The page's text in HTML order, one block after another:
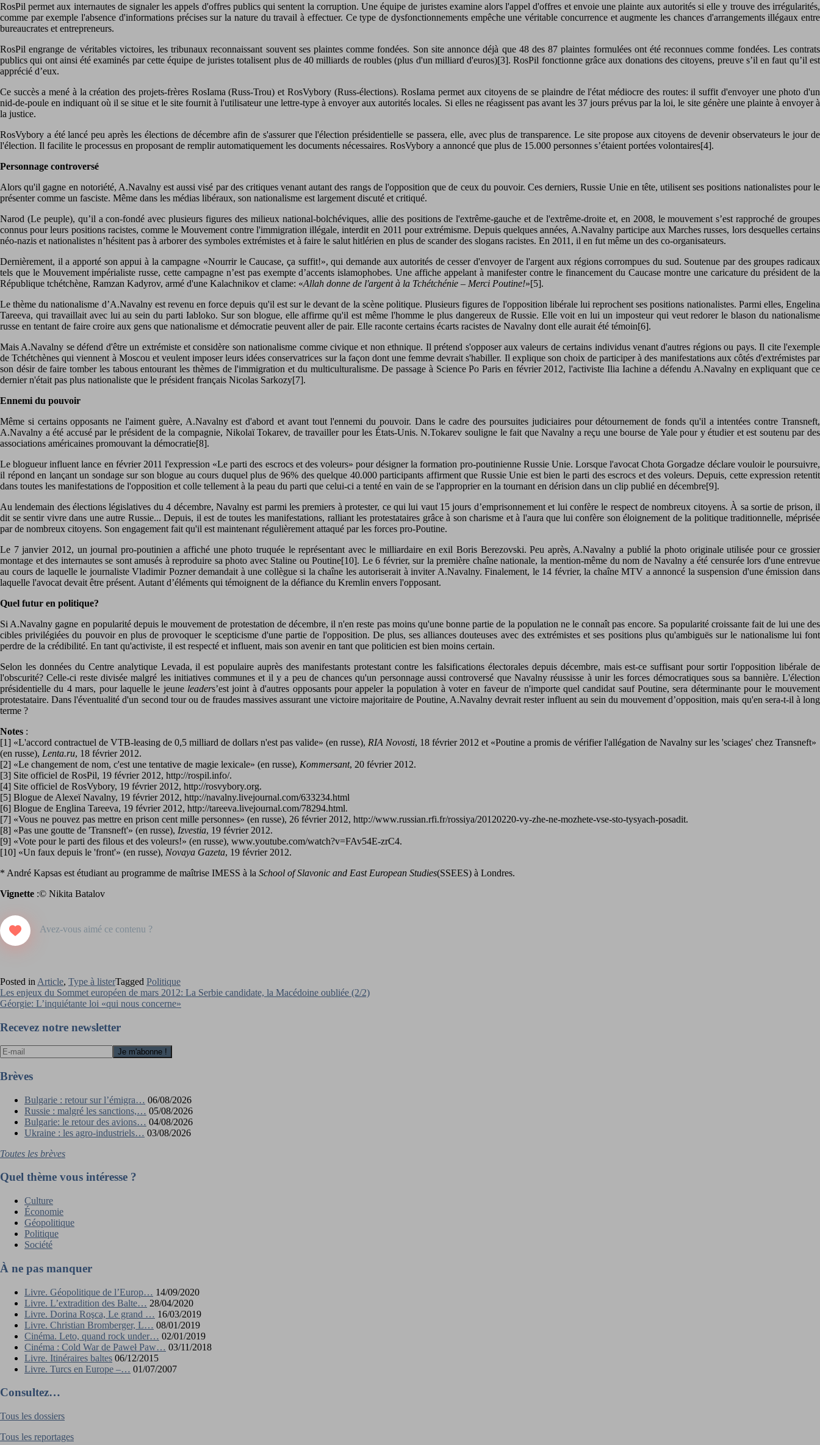
RosPil permet aux internautes de signaler les appels d'offres publics qui sentent la corruption. Une équipe de juristes examine alors l'appel d'offres et envoie une plainte aux autorités si elle y trouve des irrégularités,
comme par exemple l'absence d'informations précises sur la nature du travail à effectuer. Ce type de dysfonctionnements empêche une véritable concurrence et augmente les chances d'arrangements illégaux entre
bureaucrates et entrepreneurs.
RosPil engrange de véritables victoires, les tribunaux reconnaissant souvent ses plaintes comme fondées. Son site annonce déjà que 48 des 87 plaintes formulées ont été reconnues comme fondées. Les contrats
publics qui ont ainsi été examinés par cette équipe de juristes totalisent plus de 40 milliards de roubles (plus d'un milliard d'euros)[3]. RosPil fonctionne grâce aux donations des citoyens, preuve s’il en faut qu’il est
apprécié d’eux.
Ce succès a mené à la création des projets-frères RosIama (Russ-Trou) et RosVybory (Russ-élections). RosIama permet aux citoyens de se plaindre de l'état médiocre des routes: il suffit d'envoyer une photo d'un
nid-de-poule en indiquant où il se situe et le site fournit à l'utilisateur une lettre-type à envoyer aux autorités locales. Si elles ne réagissent pas avant les 37 jours prévus par la loi, le site génère une plainte à envoyer à
la justice.
RosVybory a été lancé peu après les élections de décembre afin de s'assurer que l'élection présidentielle se passera, elle, avec plus de transparence. Le site propose aux citoyens de devenir observateurs le jour de
l'élection. Il facilite le processus en proposant de remplir automatiquement les documents nécessaires. RosVybory a annoncé que plus de 15.000 personnes s’étaient portées volontaires[4].
Personnage controversé
Alors qu'il gagne en notoriété, A.Navalny est aussi visé par des critiques venant autant des rangs de l'opposition que de ceux du pouvoir. Ces derniers, Russie Unie en tête, utilisent ses positions nationalistes pour le
présenter comme un fasciste. Même dans les médias libéraux, son nationalisme est largement discuté et critiqué.
Narod (Le peuple), qu’il a con-fondé avec plusieurs figures des milieux national-bolchéviques, allie des positions de l'extrême-gauche et de l'extrême-droite et, en 2008, le mouvement s’est rapproché de groupes
connus pour leurs positions racistes, comme le Mouvement contre l'immigration illégale, interdit en 2011 pour extrémisme. Depuis quelques années, A.Navalny participe aux Marches russes, lors desquelles certains
néo-nazis et nationalistes n’hésitent pas à arborer des symboles extrémistes et à faire le salut hitlérien en plus de scander des slogans racistes. En 2011, il en fut même un des co-organisateurs.
Dernièrement, il a apporté son appui à la campagne «Nourrir le Caucase, ça suffit!», qui demande aux autorités de cesser d'envoyer de l'argent aux régions corrompues du sud. Soutenue par des groupes radicaux
tels que le Mouvement impérialiste russe, cette campagne n’est pas exempte d’accents islamophobes. Une affiche appelant à manifester contre le financement du Caucase montre une caricature du président de la
République tchétchène, Ramzan Kadyrov, armé d'une Kalachnikov et clame: «Allah donne de l'argent à la Tchétchénie – Merci Poutine!»[5].
Le thème du nationalisme d’A.Navalny est revenu en force depuis qu'il est sur le devant de la scène politique. Plusieurs figures de l'opposition libérale lui reprochent ses positions nationalistes. Parmi elles, Engelina
Tareeva, qui travaillait avec lui au sein du parti Iabloko. Sur son blogue, elle affirme qu'il est même l'homme le plus dangereux de Russie. Elle voit en lui un imposteur qui veut redorer le blason du nationalisme
russe en tentant de faire croire aux gens que nationalisme et démocratie peuvent aller de pair. Elle raconte certains écarts racistes de Navalny dont elle aurait été témoin[6].
Mais A.Navalny se défend d'être un extrémiste et considère son nationalisme comme civique et non ethnique. Il prétend s'opposer aux valeurs de certains individus venant d'autres régions ou pays. Il cite l'exemple
de Tchétchènes qui viennent à Moscou et veulent imposer leurs idées conservatrices sur la façon dont une femme devrait s'habiller. Il explique son choix de participer à des manifestations aux côtés d'extrémistes par
son désir de faire tomber les tabous entourant les thèmes de l'immigration et du multiculturalisme. De passage à Science Po Paris en février 2012, l'activiste Ilia Iachine a défendu A.Navalny en expliquant que ce
dernier n'était pas plus nationaliste que le président français Nicolas Sarkozy[7].
Ennemi du pouvoir
Même si certains opposants ne l'aiment guère, A.Navalny est d'abord et avant tout l'ennemi du pouvoir. Dans le cadre des poursuites judiciaires pour détournement de fonds qu'il a intentées contre Transneft,
A.Navalny a été accusé par le président de la compagnie, Nikolaï Tokarev, de travailler pour les États-Unis. N.Tokarev souligne le fait que Navalny a reçu une bourse de Yale pour y étudier et est soutenu par des
associations américaines promouvant la démocratie[8].
Le blogueur influent lance en février 2011 l'expression «Le parti des escrocs et des voleurs» pour désigner la formation pro-poutinienne Russie Unie. Lorsque l'avocat Chota Gorgadze déclare vouloir le poursuivre,
il répond en lançant un sondage sur son blogue au cours duquel plus de 96% des quelque 40.000 participants affirment que Russie Unie est bien le parti des escrocs et des voleurs. Depuis, cette expression retentit
dans toutes les manifestations de l'opposition et colle tellement à la peau du parti que celui-ci a tenté en vain de se l'approprier en la tournant en dérision dans un clip publié en décembre[9].
Au lendemain des élections législatives du 4 décembre, Navalny est parmi les premiers à protester, ce qui lui vaut 15 jours d’emprisonnement et lui confère le respect de nombreux citoyens. À sa sortie de prison, il
dit se sentir vivre dans une autre Russie... Depuis, il est de toutes les manifestations, ralliant les protestataires grâce à son charisme et à l'aura que lui confère son éloignement de la politique traditionnelle, méprisée
par de nombreux citoyens. Son engagement fait qu'il est maintenant régulièrement attaqué par les forces pro-Poutine.
Le 7 janvier 2012, un journal pro-poutinien a affiché une photo truquée le représentant avec le milliardaire en exil Boris Berezovski. Peu après, A.Navalny a publié la photo originale utilisée pour ce grossier
montage et des internautes se sont amusés à reproduire sa photo avec Staline ou Poutine[10]. Le 6 février, sur la première chaîne nationale, la mention-même du nom de Navalny a été censurée lors d'une entrevue
au cours de laquelle le journaliste Vladimir Pozner demandait à une collègue si la chaîne les autoriserait à inviter A.Navalny. Finalement, le 14 février, la chaîne MTV a annoncé la suspension d'une émission dans
laquelle l'avocat devait être présent. Autant d’éléments qui témoignent de la défiance du Kremlin envers l'opposant.
Quel futur en politique?
Si A.Navalny gagne en popularité depuis le mouvement de protestation de décembre, il n'en reste pas moins qu'une bonne partie de la population ne le connaît pas encore. Sa popularité croissante fait de lui une des
cibles privilégiées du pouvoir en plus de provoquer le scepticisme d'une partie de l'opposition. De plus, ses alliances douteuses avec des extrémistes et ses positions plus qu'ambiguës sur le nationalisme lui font
perdre de la crédibilité. En tant qu'activiste, il est respecté et influent, mais son avenir en tant que politicien est bien moins certain.
Selon les données du Centre analytique Levada, il est populaire auprès des manifestants protestant contre les falsifications électorales depuis décembre, mais est-ce suffisant pour sortir l'opposition libérale de
l'obscurité? Celle-ci reste divisée malgré les initiatives communes et il y a peu de chances qu'un personnage aussi controversé que Navalny réussisse à unir les forces démocratiques sous sa bannière. L'élection
présidentielle du 4 mars, pour laquelle le jeune leaders’est joint à d'autres opposants pour appeler la population à voter en faveur de n'importe quel candidat sauf Poutine, sera déterminante pour le mouvement
protestataire. Dans l'éventualité d'un second tour ou de fraudes massives assurant une victoire majoritaire de Poutine, A.Navalny devrait rester influent au sein du mouvement d’opposition, mais qu'en sera-t-il à long
terme ?
Notes :
[1] «L'accord contractuel de VTB-leasing de 0,5 milliard de dollars n'est pas valide» (en russe), RIA Novosti, 18 février 2012 et «Poutine a promis de vérifier l'allégation de Navalny sur les 'sciages' chez Transneft»
(en russe), Lenta.ru, 18 février 2012.
[2] «Le changement de nom, c'est une tentative de magie lexicale» (en russe), Kommersant, 20 février 2012.
[3] Site officiel de RosPil, 19 février 2012, http://rospil.info/.
[4] Site officiel de RosVybory, 19 février 2012, http://rosvybory.org.
[5] Blogue de Alexeï Navalny, 19 février 2012, http://navalny.livejournal.com/633234.html
[6] Blogue de Englina Tareeva, 19 février 2012, http://tareeva.livejournal.com/78294.html.
[7] «Vous ne pouvez pas mettre en prison cent mille personnes» (en russe), 26 février 2012, http://www.russian.rfi.fr/rossiya/20120220-vy-zhe-ne-mozhete-vse-sto-tysyach-posadit.
[8] «Pas une goutte de 'Transneft'» (en russe), Izvestia, 19 février 2012.
[9] «Vote pour le parti des filous et des voleurs!» (en russe), www.youtube.com/watch?v=FAv54E-zrC4.
[10] «Un faux depuis le 'front'» (en russe), Novaya Gazeta, 19 février 2012.
* André Kapsas est étudiant au programme de maîtrise IMESS à la School of Slavonic and East European Studies(SSEES) à Londres.
Vignette :© Nikita Batalov
Posted in Article, Type à listerTagged Politique
Navigation
de
l’article
Les enjeux du Sommet européen de mars 2012: La Serbie candidate, la Macédoine oubliée (2/2)
Géorgie: L’inquiétante loi «qui nous concerne»
Recevez notre newsletter
Brèves
Bulgarie : retour sur l’émigra… 06/08/2026
Russie : malgré les sanctions,… 05/08/2026
Bulgarie: le retour des avions… 04/08/2026
Ukraine : les agro-industriels… 03/08/2026
Toutes les brèves
Quel thème vous intéresse ?
Culture
Économie
Géopolitique
Politique
Société
À ne pas manquer
Livre. Géopolitique de l’Europ… 14/09/2020
Livre. L’extradition des Balte… 28/04/2020
Livre. Dorina Roşca, Le grand … 16/03/2019
Livre. Christian Bromberger, L… 08/01/2019
Cinéma. Leto, quand rock under… 02/01/2019
Cinéma : Cold War de Paweł Paw… 03/11/2018
Livre. Itinéraires baltes 06/12/2015
Livre. Turcs en Europe –… 01/07/2007
Consultez…
Tous les dossiers
Tous les reportages